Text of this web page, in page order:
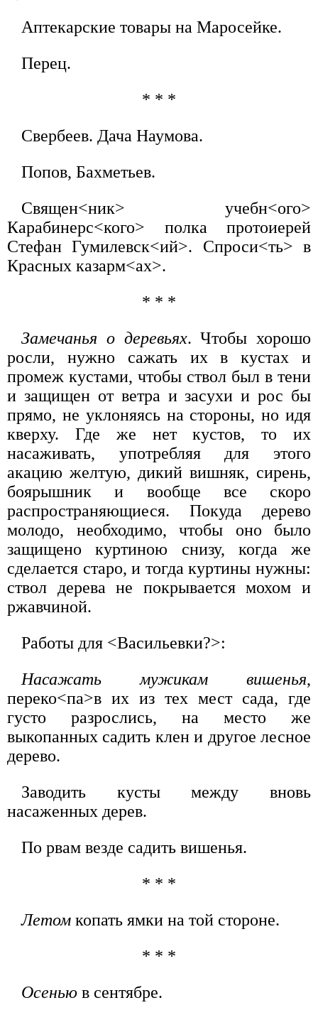
Аптекарские товары на Маросейке.
Перец.
* * *
Свербеев. Дача Наумова.
Попов, Бахметьев.
Священ<ник> учебн<ого>
Карабинерс<кого> полка протоиерей
Стефан Гумилевск<ий>. Спроси<ть> в
Красных казарм<ах>.
* * *
Замечанья о деревьях. Чтобы хорошо
росли, нужно сажать их в кустах и
промеж кустами, чтобы ствол был в тени
и защищен от ветра и засухи и рос бы
прямо, не уклоняясь на стороны, но идя
кверху. Где же нет кустов, то их
насаживать, употребляя для этого
акацию желтую, дикий вишняк, сирень,
боярышник и вообще все скоро
распространяющиеся. Покуда дерево
молодо, необходимо, чтобы оно было
защищено куртиною снизу, когда же
сделается старо, и тогда куртины нужны:
ствол дерева не покрывается мохом и
ржавчиной.
Работы для <Васильевки?>:
Насажать мужикам вишенья,
переко<па>в их из тех мест сада, где
густо разрослись, на место же
выкопанных садить клен и другое лесное
дерево.
Заводить кусты между вновь
насаженных дерев.
По рвам везде садить вишенья.
* * *
Летом копать ямки на той стороне.
* * *
Осенью в сентябре.